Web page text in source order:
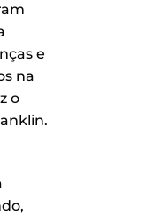
e
na
o